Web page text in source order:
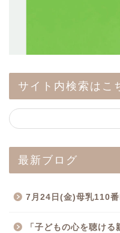
サイト内検索はこ
最新ブログ
7月24日(金)母乳110
「子どもの心を聴け